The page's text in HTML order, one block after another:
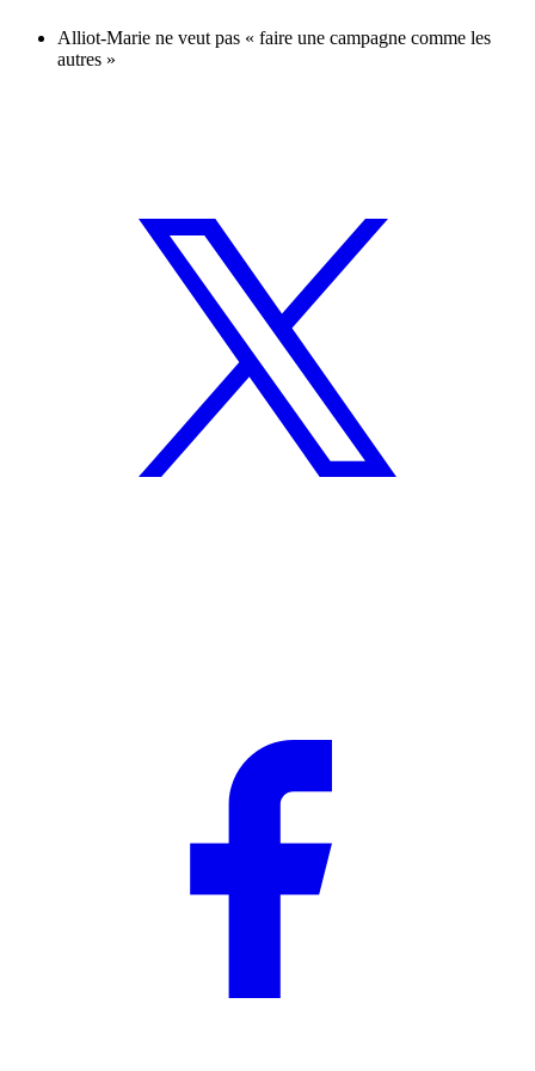
Alliot-Marie ne veut pas « faire une campagne comme les
autres »